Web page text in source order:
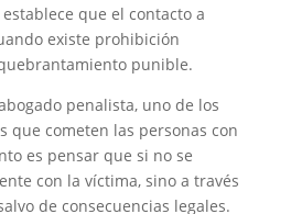
que el contacto a
existe prohibición
punible.
penalista, uno de los
que cometen las personas con
es pensar que si no se
con la víctima, sino a través
de consecuencias legales.